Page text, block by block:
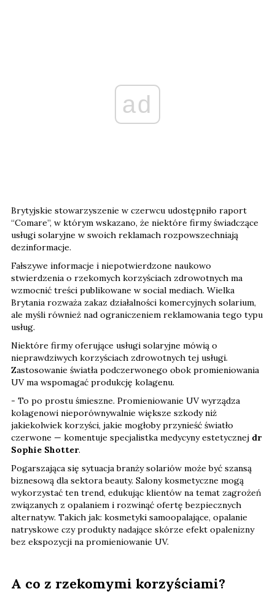
ad
Brytyjskie stowarzyszenie w czerwcu udostępniło raport
“Comare”, w którym wskazano, że niektóre firmy świadczące
usługi solaryjne w swoich reklamach rozpowszechniają
dezinformacje.
Fałszywe informacje i niepotwierdzone naukowo
stwierdzenia o rzekomych korzyściach zdrowotnych ma
wzmocnić treści publikowane w social mediach. Wielka
Brytania rozważa zakaz działalności komercyjnych solarium,
ale myśli również nad ograniczeniem reklamowania tego typu
usług.
Niektóre firmy oferujące usługi solaryjne mówią o
nieprawdziwych korzyściach zdrowotnych tej usługi.
Zastosowanie światła podczerwonego obok promieniowania
UV ma wspomagać produkcję kolagenu.
- To po prostu śmieszne. Promieniowanie UV wyrządza
kolagenowi nieporównywalnie większe szkody niż
jakiekolwiek korzyści, jakie mogłoby przynieść światło
czerwone — komentuje specjalistka medycyny estetycznej dr
Sophie Shotter.
Pogarszająca się sytuacja branży solariów może być szansą
biznesową dla sektora beauty. Salony kosmetyczne mogą
wykorzystać ten trend, edukując klientów na temat zagrożeń
związanych z opalaniem i rozwinąć ofertę bezpiecznych
alternatyw. Takich jak: kosmetyki samoopalające, opalanie
natryskowe czy produkty nadające skórze efekt opalenizny
bez ekspozycji na promieniowanie UV.
A co z rzekomymi korzyściami?